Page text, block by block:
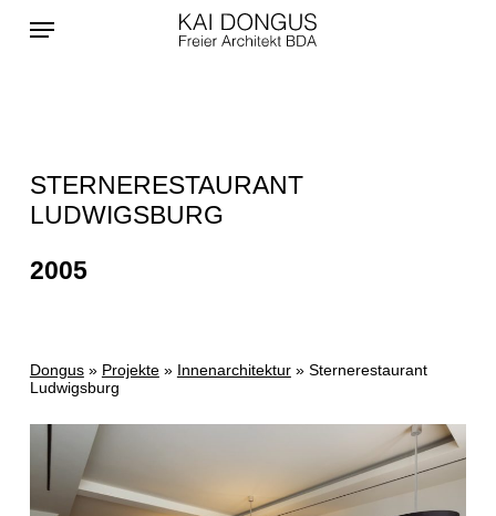
Menu
STERNERESTAURANT
LUDWIGSBURG
2005
Dongus» Projekte» Innenarchitektur» Sternerestaurant
Ludwigsburg